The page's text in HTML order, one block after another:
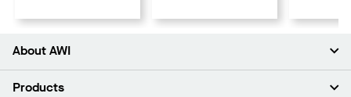
About AWI
Acerca de nosotros
Products